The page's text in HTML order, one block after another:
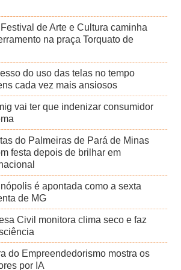
Festival de Arte e Cultura caminha
na praça Torquato de
do uso das telas no tempo
cada vez mais ansiosos
vai ter que indenizar consumidor
do Palmeiras de Pará de Minas
festa depois de brilhar em
é apontada como a sexta
de MG
Civil monitora clima seco e faz
do Empreendedorismo mostra os
por IA